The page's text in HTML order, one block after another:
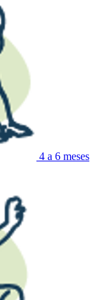
4 a 6 meses